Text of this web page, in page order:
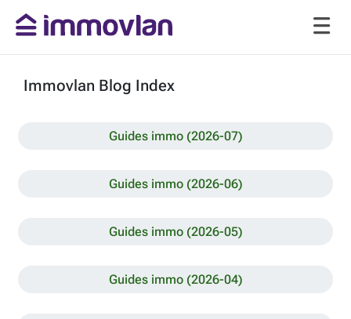
Immovlan Blog Index
Guides immo (2026-07)
Guides immo (2026-06)
Guides immo (2026-05)
Guides immo (2026-04)